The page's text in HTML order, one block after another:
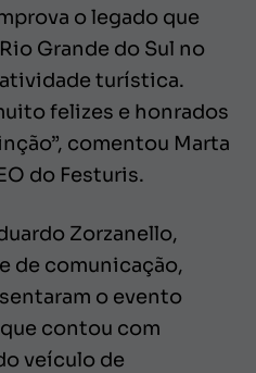
o legado que
Grande do Sul no
turística.
felizes e honrados
comentou Marta
do Festuris.
Zorzanello,
de comunicação,
o evento
contou com
veículo de